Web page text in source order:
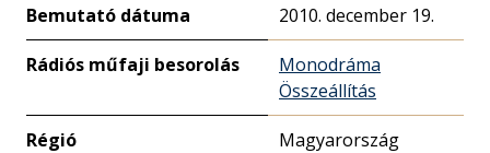
Bemutató dátuma 2010. december 19.
Rádiós műfaji besorolás
Monodráma
Összeállítás
Régió
Magyarország